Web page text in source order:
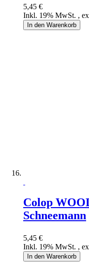
5,45 €
Inkl. 19% MwSt. ,
In den Warenkorb
Colop
Schneemann
5,45 €
Inkl. 19% MwSt. ,
In den Warenkorb